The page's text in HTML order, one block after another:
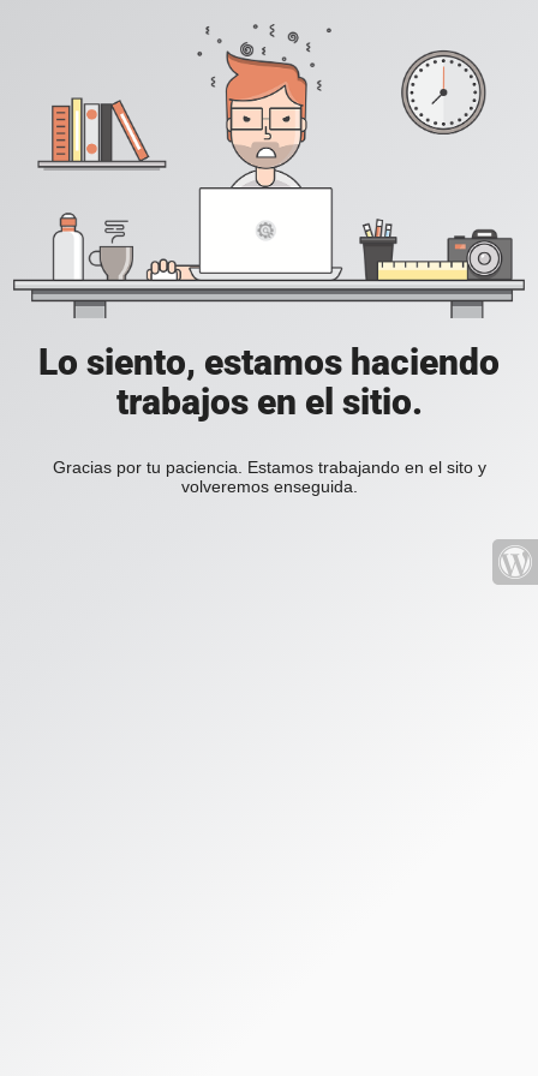
Lo siento, estamos haciendo
trabajos en el sitio.
Gracias por tu paciencia. Estamos trabajando en el sito y
volveremos enseguida.